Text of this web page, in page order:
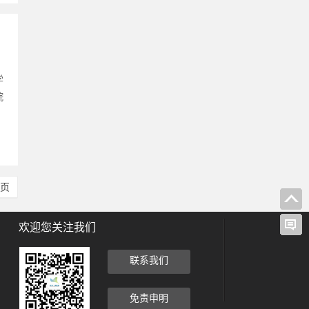
欢迎您关注我们
联系我们
免责申明